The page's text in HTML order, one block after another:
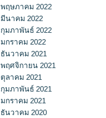
พฤษภาคม 2022
มีนาคม 2022
กุมภาพันธ์ 2022
มกราคม 2022
ธันวาคม 2021
พฤศจิกายน 2021
ตุลาคม 2021
กุมภาพันธ์ 2021
มกราคม 2021
ธันวาคม 2020